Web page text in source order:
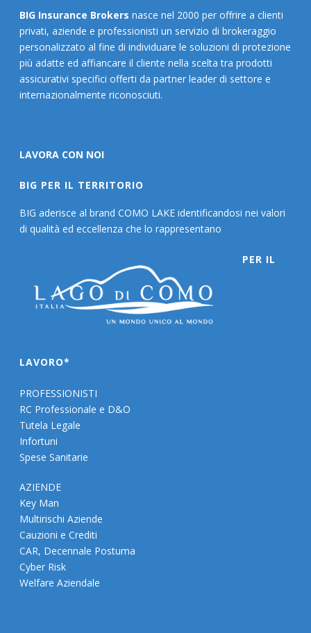
BIG Insurance Brokers nasce nel 2000 per offrire a clienti
privati, aziende e professionisti un servizio di brokeraggio
personalizzato al fine di individuare le soluzioni di protezione
più adatte ed affiancare il cliente nella scelta tra prodotti
assicurativi specifici offerti da partner leader di settore e
internazionalmente riconosciuti.
LAVORA CON NOI
BIG PER IL TERRITORIO
BIG aderisce al brand COMO LAKE identificandosi nei valori
di qualità ed eccellenza che lo rappresentano
PER IL
LAVORO*
PROFESSIONISTI
RC Professionale e D&O
Tutela Legale
Infortuni
Spese Sanitarie
AZIENDE
Key Man
Multirischi Aziende
Cauzioni e Crediti
CAR, Decennale Postuma
Cyber Risk
Welfare Aziendale